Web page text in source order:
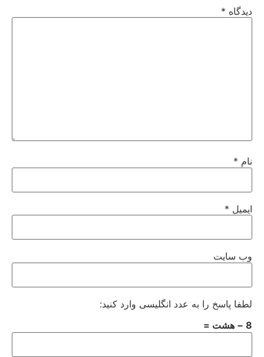
دیدگاه *
نام *
ایمیل *
وب‌ سایت
لطفا پاسخ را به عدد انگلیسی وارد کنید:
8 − هشت =